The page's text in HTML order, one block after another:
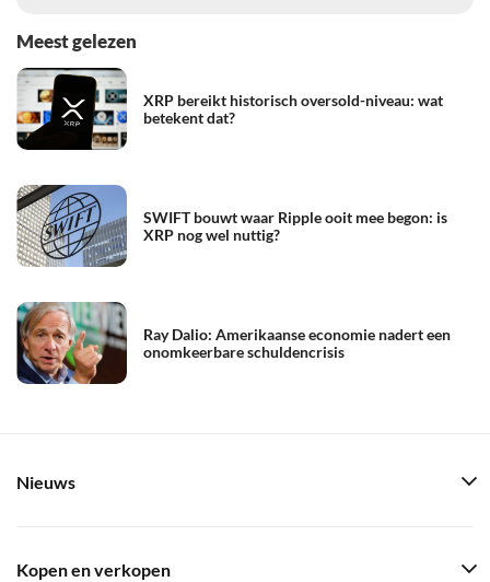
Meest gelezen
XRP bereikt historisch oversold-niveau: wat
betekent dat?
SWIFT bouwt waar Ripple ooit mee begon: is
XRP nog wel nuttig?
Ray Dalio: Amerikaanse economie nadert een
onomkeerbare schuldencrisis
Nieuws
Kopen en verkopen